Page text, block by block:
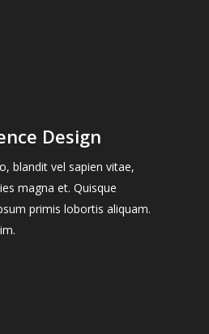
Design
blandit vel sapien vitae,
magna et. Quisque
primis lobortis aliquam.